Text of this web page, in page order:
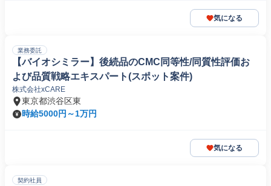
気になる
業務委託
【バイオシミラー】後続品のCMC同等性/同質性評価お
よび品質戦略エキスパート(スポット案件)
株式会社xCARE
東京都渋谷区東
時給5000円～1万円
気になる
契約社員